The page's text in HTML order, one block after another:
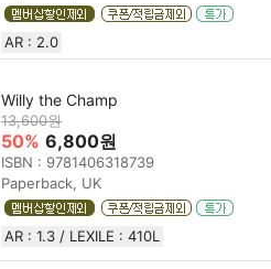
AR : 2.0
Willy the Champ
13,600원
50% 6,800원
ISBN : 9781406318739
Paperback, UK
AR : 1.3 / LEXILE : 410L